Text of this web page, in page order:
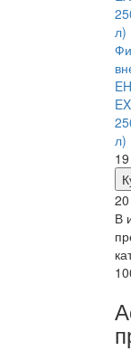
л)
В